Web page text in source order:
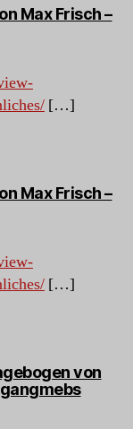
Max Frisch –
[…]
Max Frisch –
[…]
von
sagt: